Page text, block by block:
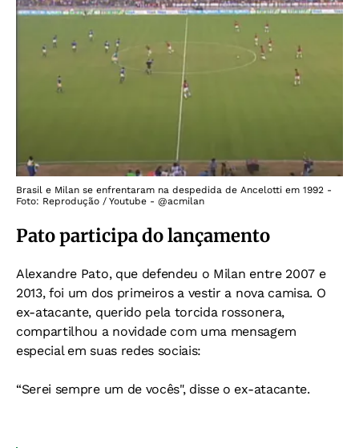
Brasil e Milan se enfrentaram na despedida de Ancelotti em 1992 -
Foto: Reprodução / Youtube - @acmilan
Pato participa do lançamento
Alexandre Pato, que defendeu o Milan entre 2007 e
2013, foi um dos primeiros a vestir a nova camisa. O
ex-atacante, querido pela torcida rossonera,
compartilhou a novidade com uma mensagem
especial em suas redes sociais:
“Serei sempre um de vocês", disse o ex-atacante.